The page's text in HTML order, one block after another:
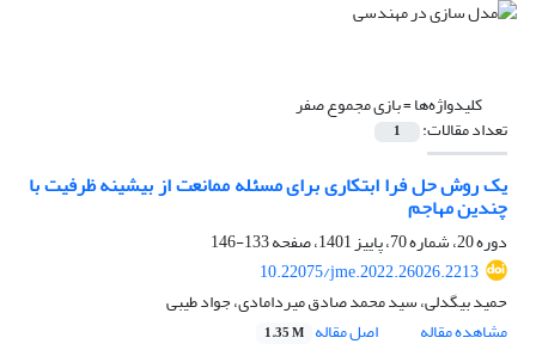
کلیدواژه‌ها =بازی مجموع صفر
تعداد مقالات: 1
یک روش حل فرا ابتکاری برای مسئله ممانعت از بیشینه ظرفیت با
چندین مهاجم
دوره 20، شماره 70، پاییز 1401، صفحه
133-146
10.22075/jme.2022.26026.2213
حمید بیگدلی، سید محمد صادق میردامادی، جواد طیبی
مشاهده مقاله
اصل مقاله 1.35 M